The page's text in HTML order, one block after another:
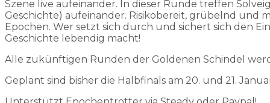
Szene live aufeinander. In dieser Runde treffen
Geschichte) aufeinander. Risikobereit, grübelnd und
Epochen. Wer setzt sich durch und sichert sich den
Geschichte lebendig macht!
Alle zukünftigen Runden der Goldenen Schindel
Geplant sind bisher die Halbfinals am 20. und 21.